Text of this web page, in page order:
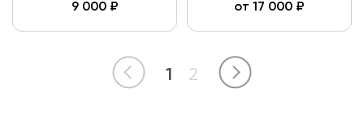
9 000₽ от 17 000 ₽
1 2